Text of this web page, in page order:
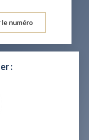
le numéro
: